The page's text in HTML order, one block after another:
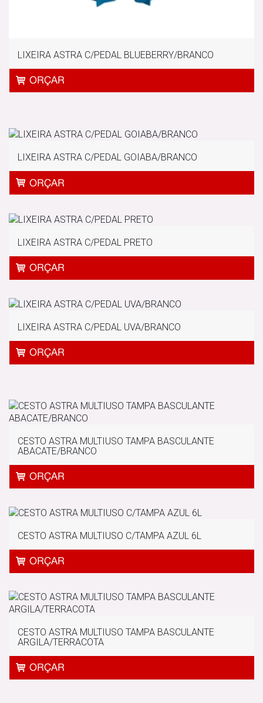
LIXEIRA ASTRA C/PEDAL BLUEBERRY/BRANCO
LIXEIRA ASTRA C/PEDAL GOIABA/BRANCO
LIXEIRA ASTRA C/PEDAL PRETO
LIXEIRA ASTRA C/PEDAL UVA/BRANCO
CESTO ASTRA MULTIUSO TAMPA BASCULANTE
ABACATE/BRANCO
CESTO ASTRA MULTIUSO C/TAMPA AZUL 6L
CESTO ASTRA MULTIUSO TAMPA BASCULANTE
ARGILA/TERRACOTA